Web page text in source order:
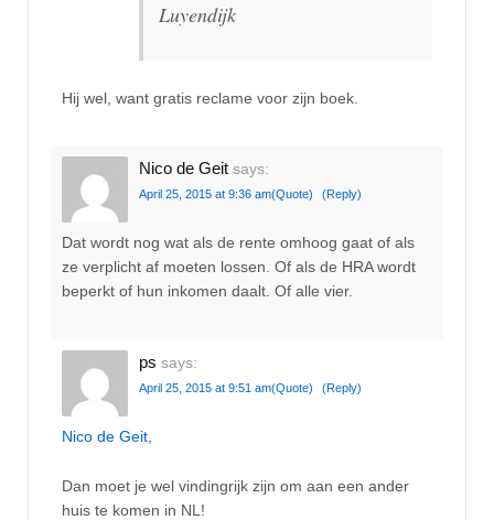
Luyendijk
Hij wel, want gratis reclame voor zijn boek.
Nico de Geit says:
April 25, 2015 at 9:36 am(Quote) (Reply)
Dat wordt nog wat als de rente omhoog gaat of als
ze verplicht af moeten lossen. Of als de HRA wordt
beperkt of hun inkomen daalt. Of alle vier.
ps says:
April 25, 2015 at 9:51 am(Quote) (Reply)
Nico de Geit
Dan moet je wel vindingrijk zijn om aan een ander
huis te komen in NL!